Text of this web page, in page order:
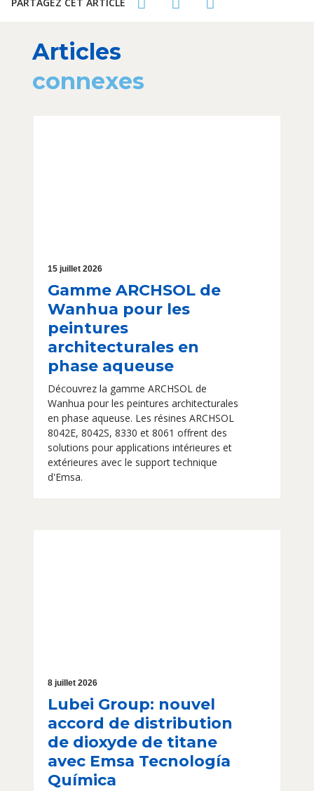
Articles
connexes
15 juillet 2026
Gamme ARCHSOL de
Wanhua pour les
peintures
architecturales en
phase aqueuse
Découvrez la gamme ARCHSOL de
Wanhua pour les peintures architecturales
en phase aqueuse. Les résines ARCHSOL
8042E, 8042S, 8330 et 8061 offrent des
solutions pour applications intérieures et
extérieures avec le support technique
d'Emsa.
8 juillet 2026
Lubei Group: nouvel
accord de distribution
de dioxyde de titane
avec Emsa Tecnología
Química